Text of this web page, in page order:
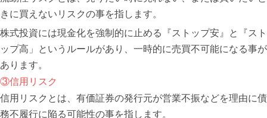
きに買えないリスクの事を指します。
株式投資には現金化を強制的に止める『ストップ安』と『スト
ップ高」というルールがあり、一時的に売買不可能になる事が
あります。
③信用リスク
信用リスクとは、有価証券の発行元が営業不振などを理由に債
務不履行に陥る可能性の事を指します。